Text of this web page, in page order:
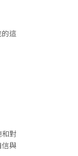
的這
和對
信與